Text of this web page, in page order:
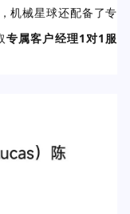
机械星球还配备了专
专属客户经理1对1服